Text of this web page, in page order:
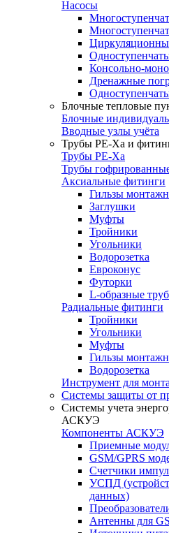
Насосы
Консольно-
Дренажные
Блочные тепловые
Блочные
Вводные узлы учёта
Трубы РЕ-Ха и
Трубы РЕ-Ха
Трубы
Аксиальные фитинги
Гильзы
Заглушки
Муфты
Тройники
Угольники
Водорозетка
Евроконус
Футорки
L-образные
Радиальные фитинги
Тройники
Угольники
Муфты
Гильзы
Водорозетка
Инструмент для
Системы защиты от
Системы учета
АСКУЭ
Компоненты АСКУЭ
Приемные
GSM/GPRS
Счетчики
УСПД
данных)
Антенны для